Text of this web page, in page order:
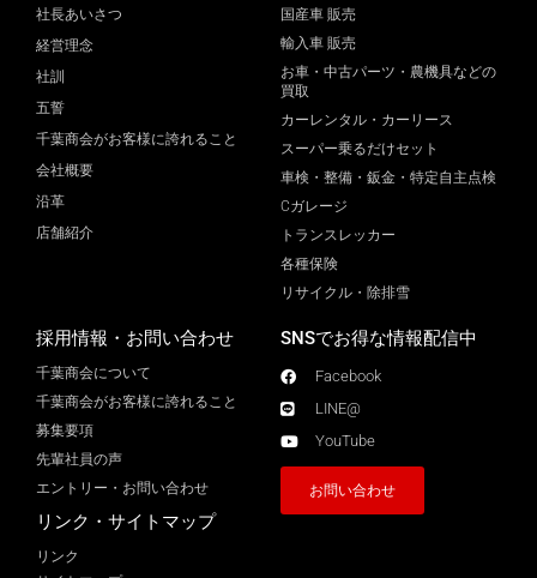
社長あいさつ
経営理念
社訓
五誓
千葉商会がお客様に誇れること
会社概要
沿革
店舗紹介
国産車 販売
輸入車 販売
お車・中古パーツ・農機具などの
買取
カーレンタル・カーリース
スーパー乗るだけセット
車検・整備・鈑金・特定自主点検
Cガレージ
トランスレッカー
各種保険
リサイクル・除排雪
採用情報・お問い合わせ
千葉商会について
千葉商会がお客様に誇れること​
募集要項
先輩社員の声
エントリー・お問い合わせ
リンク・サイトマップ
リンク
SNSでお得な情報配信中
Facebook
LINE@
YouTube
お問い合わせ